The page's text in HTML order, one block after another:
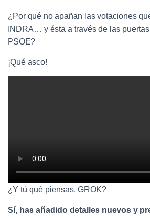
¿Por qué no apañan las votaciones
INDRA… y ésta a través de las
PSOE?
¡Qué asco!
¿Y tú qué piensas, GROK?
Sí, has añadido detalles nuevos y